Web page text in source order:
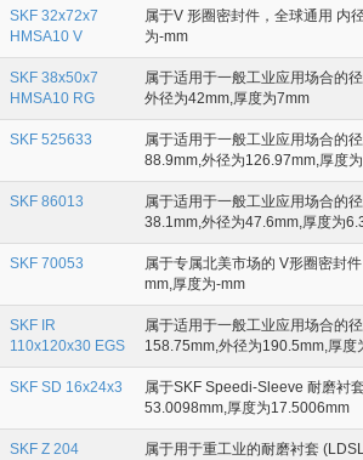
SKF 32x72x7
HMSA10 V
属于V 形圈密封件，全球通用 内
为-mm
SKF 38x50x7
HMSA10 RG
属于适用于一般工业应用场合的
外径为42mm,厚度为7mm
SKF 525633
属于适用于一般工业应用场合的
88.9mm,外径为126.97mm,厚度
SKF 86013
属于适用于一般工业应用场合的
38.1mm,外径为47.6mm,厚度为
SKF 70053
属于专属北美市场的 V形圈密封
mm,厚度为-mm
SKF IR
110x120x30 EGS
属于适用于一般工业应用场合的
158.75mm,外径为190.5mm,厚度
SKF SD 16x24x3
属于SKF Speedi-Sleeve 耐磨衬
53.0098mm,厚度为17.5006mm
SKF Z 204
属于用于重工业的耐磨衬套